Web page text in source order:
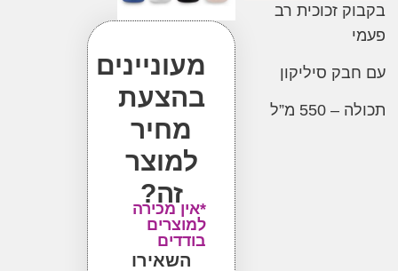
זכוכית רב
סיליקון
מ”ל
מעוניינים
בהצעת
מחיר
למוצר
*אין מכירה
למוצרים
בודדים
השאירו